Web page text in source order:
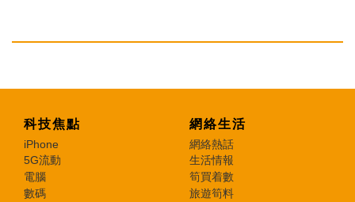
科技焦點
iPhone
5G流動
電腦
數碼
網絡生活
網絡熱話
生活情報
筍買着數
旅遊筍料